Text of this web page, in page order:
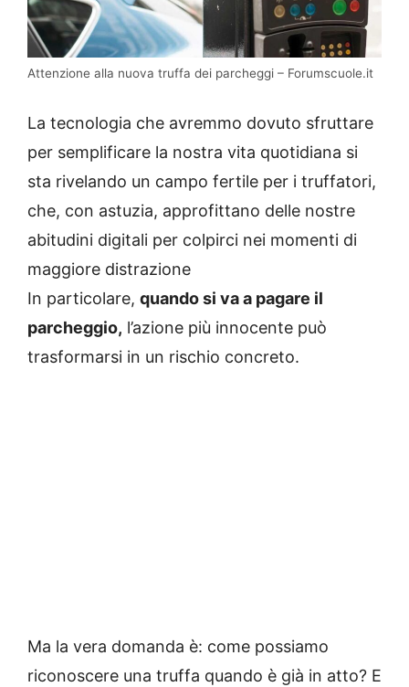
Attenzione alla nuova truffa dei parcheggi – Forumscuole.it
La tecnologia che avremmo dovuto sfruttare
per semplificare la nostra vita quotidiana si
sta rivelando un campo fertile per i truffatori,
che, con astuzia, approfittano delle nostre
abitudini digitali per colpirci nei momenti di
maggiore distrazione
In particolare, quando si va a pagare il
parcheggio, l’azione più innocente può
trasformarsi in un rischio concreto.
Ma la vera domanda è: come possiamo
riconoscere una truffa quando è già in atto? E